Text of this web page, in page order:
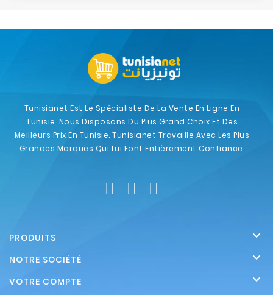
Tunisianet Est Le Spécialiste De La Vente En Ligne En
Tunisie. Nous Disposons Du Plus Grand Choix Et Des
Meilleurs Prix En Tunisie. Tunisianet Travaille Avec Les Plus
Grandes Marques Qui Lui Font Entièrement Confiance.
PRODUITS 
NOTRE SOCIÉTÉ 
VOTRE COMPTE
